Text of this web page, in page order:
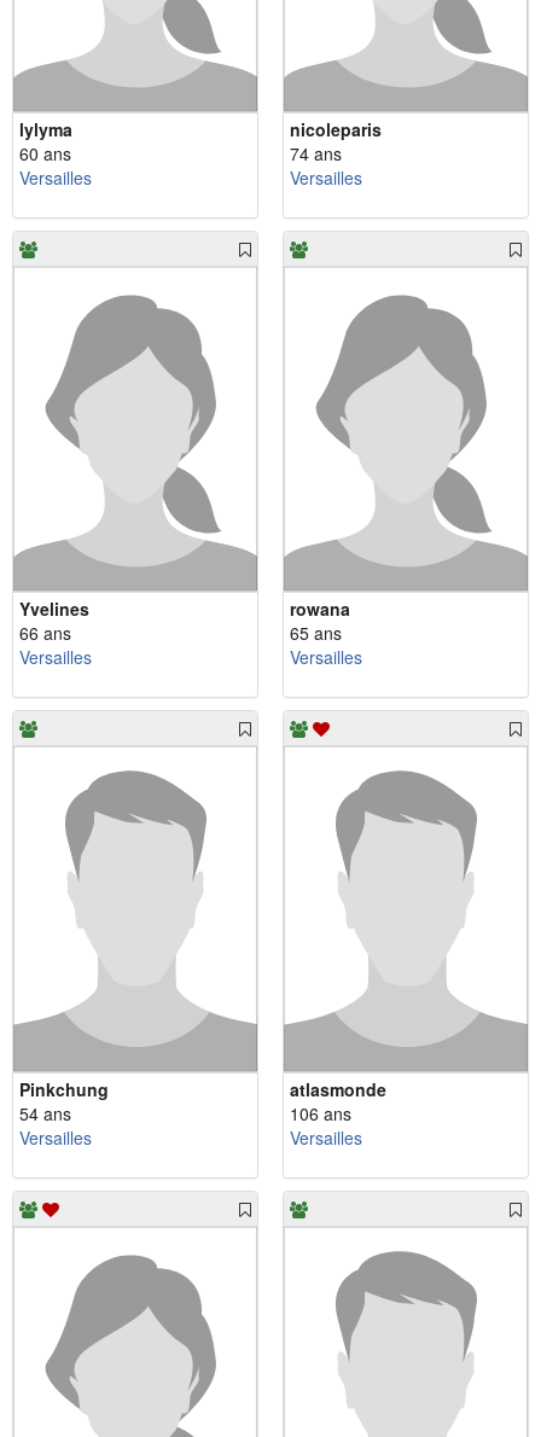
lylyma
60 ans
Versailles
nicoleparis
74 ans
Versailles
Yvelines
66 ans
Versailles
rowana
65 ans
Versailles
Pinkchung
54 ans
Versailles
atlasmonde
106 ans
Versailles